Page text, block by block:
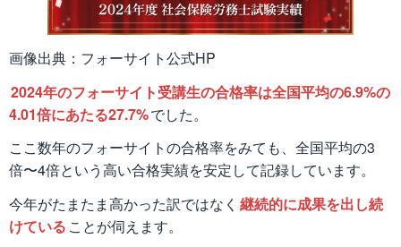
画像出典：フォーサイト公式HP
2024年のフォーサイト受講生の合格率は全国平均の6.9%の
4.01倍にあたる27.7%でした。
ここ数年のフォーサイトの合格率をみても、全国平均の3
倍〜4倍という高い合格実績を安定して記録しています。
今年がたまたま高かった訳ではなく 継続的に成果を出し続
けている ことが伺えます。